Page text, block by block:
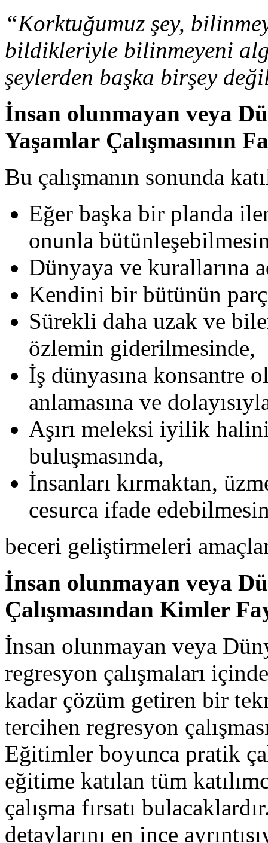
“Korktuğumuz şey,
bildikleriyle bilinmeyeni
şeylerden başka birşey
İnsan olunmayan veya
Yaşamlar Çalışmasının
Bu çalışmanın sonunda
Eğer başka bir planda
onunla
Dünyaya ve kurallarına
Kendini bir bütünün
Sürekli daha uzak ve
özlemin giderilmesinde,
İş dünyasına konsantre
anlamasına ve
Aşırı meleksi iyilik
buluşmasında,
İnsanları kırmaktan,
cesurca ifade
beceri geliştirmeleri
İnsan olunmayan veya
Çalışmasından Kimler
İnsan olunmayan veya
regresyon çalışmaları
kadar çözüm getiren bir
tercihen regresyon
Eğitimler boyunca pratik
eğitime katılan tüm
çalışma fırsatı
detaylarını en ince